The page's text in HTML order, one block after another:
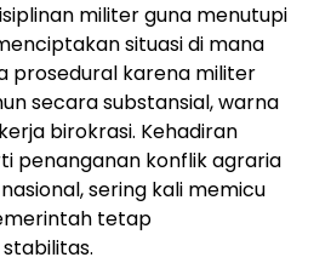
militer guna menutupi
situasi di mana
prosedural karena militer
secara substansial, warna
birokrasi. Kehadiran
penanganan konflik agraria
sering kali memicu
tetap